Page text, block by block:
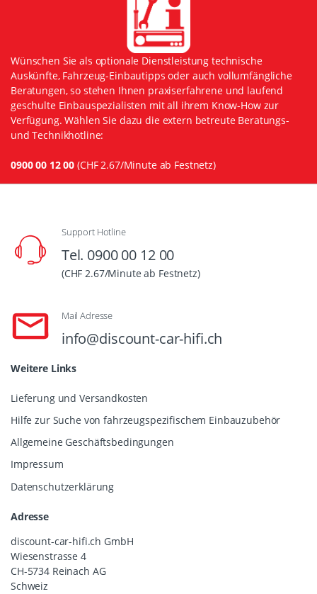
Wünschen Sie als optionale Dienstleistung technische
Auskünfte, Fahrzeug-Einbautipps oder auch vollumfängliche
Beratungen, so stehen Ihnen praxiserfahrene und laufend
geschulte Einbauspezialisten mit all ihrem Know-How zur
Verfügung. Wählen Sie dazu die extern betreute Beratungs-
und Technikhotline:
0900 00 12 00 (CHF 2.67/Minute ab Festnetz)
Support Hotline
Tel. 0900 00 12 00
(CHF 2.67/Minute ab Festnetz)
Mail Adresse
info@discount-car-hifi.ch
Weitere Links
Lieferung und Versandkosten
Hilfe zur Suche von fahrzeugspezifischem Einbauzubehör
Allgemeine Geschäftsbedingungen
Impressum
Datenschutzerklärung
Adresse
discount-car-hifi.ch GmbH
Wiesenstrasse 4
CH-5734 Reinach AG
Schweiz